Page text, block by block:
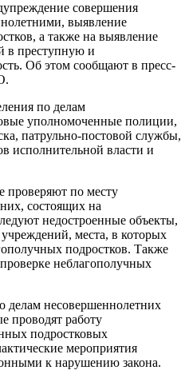
совершения
выявление
а также на выявление
в преступную и
Об этом сообщают в пресс-
по делам
уполномоченные полиции,
патрульно-постовой службы,
исполнительной власти и
проверяют по месту
состоящих на
недостроенные объекты,
места, в которых
подростков. Также
неблагополучных
делам несовершеннолетних
проводят работу
подростковых
мероприятия
к нарушению закона.